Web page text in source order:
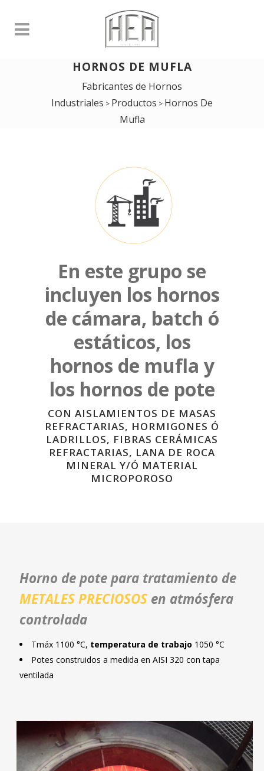
HORNOS DE MUFLA
Fabricantes de Hornos
Industriales > Productos > Hornos De
Mufla
En este grupo se
incluyen los hornos
de cámara, batch ó
estáticos, los
hornos de mufla y
los hornos de pote
CON AISLAMIENTOS DE MASAS
REFRACTARIAS, HORMIGONES Ó
LADRILLOS, FIBRAS CERÁMICAS
REFRACTARIAS, LANA DE ROCA
MINERAL Y/Ó MATERIAL
MICROPOROSO
Horno de pote para tratamiento de
METALES PRECIOSOSen atmósfera
controlada
Tmáx 1100 °C, temperatura de trabajo 1050 °C
Potes construidos a medida en AISI 320 con tapa
ventilada